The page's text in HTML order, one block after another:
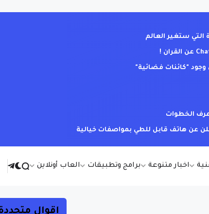
اخبار متنوعة برامج وتطبيقات العاب أونلاين
وجود "كائنات فضائية"
الخطوات
عن هاتف قابل للطي بمواصفات خيالية
اقوال